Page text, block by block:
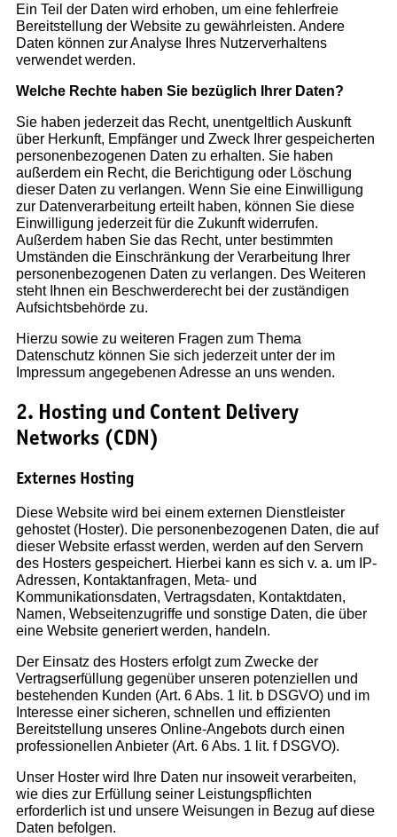
NEWS & TIPPS
News
Tipps zum nachhaltigen Reisen
Anleitung zur Nutzung von GPS-Daten
Ein Teil der Daten wird erhoben, um eine fehlerfreie
Bereitstellung der Website zu gewährleisten. Andere
Daten können zur Analyse Ihres Nutzerverhaltens
verwendet werden.
Welche Rechte haben Sie bezüglich Ihrer Daten?
Sie haben jederzeit das Recht, unentgeltlich Auskunft
über Herkunft, Empfänger und Zweck Ihrer gespeicherten
personenbezogenen Daten zu erhalten. Sie haben
außerdem ein Recht, die Berichtigung oder Löschung
dieser Daten zu verlangen. Wenn Sie eine Einwilligung
zur Datenverarbeitung erteilt haben, können Sie diese
Einwilligung jederzeit für die Zukunft widerrufen.
Außerdem haben Sie das Recht, unter bestimmten
Umständen die Einschränkung der Verarbeitung Ihrer
personenbezogenen Daten zu verlangen. Des Weiteren
steht Ihnen ein Beschwerderecht bei der zuständigen
Aufsichtsbehörde zu.
Hierzu sowie zu weiteren Fragen zum Thema
Datenschutz können Sie sich jederzeit unter der im
Impressum angegebenen Adresse an uns wenden.
2. Hosting und Content Delivery
Networks (CDN)
Externes Hosting
Diese Website wird bei einem externen Dienstleister
gehostet (Hoster). Die personenbezogenen Daten, die auf
dieser Website erfasst werden, werden auf den Servern
des Hosters gespeichert. Hierbei kann es sich v. a. um IP-
Adressen, Kontaktanfragen, Meta- und
Kommunikationsdaten, Vertragsdaten, Kontaktdaten,
Namen, Webseitenzugriffe und sonstige Daten, die über
eine Website generiert werden, handeln.
Der Einsatz des Hosters erfolgt zum Zwecke der
Vertragserfüllung gegenüber unseren potenziellen und
bestehenden Kunden (Art. 6 Abs. 1 lit. b DSGVO) und im
Interesse einer sicheren, schnellen und effizienten
Bereitstellung unseres Online-Angebots durch einen
professionellen Anbieter (Art. 6 Abs. 1 lit. f DSGVO).
Unser Hoster wird Ihre Daten nur insoweit verarbeiten,
wie dies zur Erfüllung seiner Leistungspflichten
erforderlich ist und unsere Weisungen in Bezug auf diese
Daten befolgen.